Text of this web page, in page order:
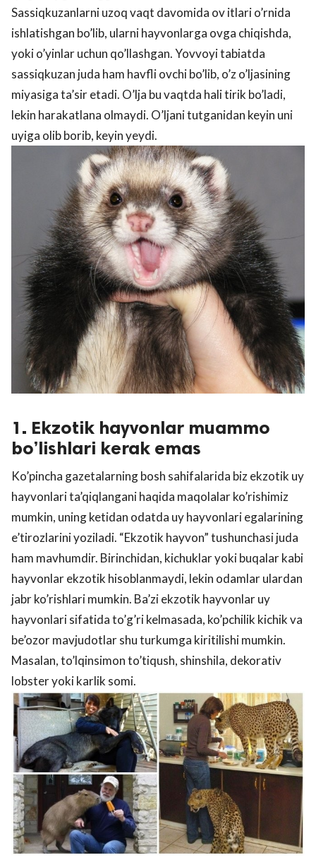
Sassiqkuzanlarni uzoq vaqt davomida ov itlari o’rnida
ishlatishgan bo’lib, ularni hayvonlarga ovga chiqishda,
yoki o’yinlar uchun qo’llashgan. Yovvoyi tabiatda
sassiqkuzan juda ham havfli ovchi bo’lib, o’z o’ljasining
miyasiga ta’sir etadi. O’lja bu vaqtda hali tirik bo’ladi,
lekin harakatlana olmaydi. O’ljani tutganidan keyin uni
uyiga olib borib, keyin yeydi.
1. Ekzotik hayvonlar muammo
bo’lishlari kerak emas
Ko’pincha gazetalarning bosh sahifalarida biz ekzotik uy
hayvonlari ta’qiqlangani haqida maqolalar ko’rishimiz
mumkin, uning ketidan odatda uy hayvonlari egalarining
e’tirozlarini yoziladi. “Ekzotik hayvon” tushunchasi juda
ham mavhumdir. Birinchidan, kichuklar yoki buqalar kabi
hayvonlar ekzotik hisoblanmaydi, lekin odamlar ulardan
jabr ko’rishlari mumkin. Ba’zi ekzotik hayvonlar uy
hayvonlari sifatida to’g’ri kelmasada, ko’pchilik kichik va
be’ozor mavjudotlar shu turkumga kiritilishi mumkin.
Masalan, to’lqinsimon to’tiqush, shinshila, dekorativ
lobster yoki karlik somi.